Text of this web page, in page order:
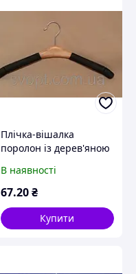
Плічка-вішалка
поролон із дерев'яною
світла
В наявності
67.20₴
Купити